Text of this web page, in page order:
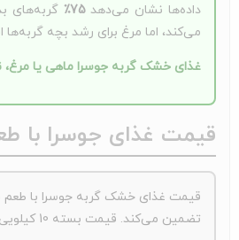
داده‌ها نشان می‌دهد75٪
گربه‌های
می‌کند، اما مرغ برای رشد بچه
غذای خشک گربه جوسرا ماهی یا مرغ،
قیمت غذای جوسرا با
قیمت غذای خشک گربه جوسرا با طعم
تضمین می‌کند. قیمت بسته 10 کیلویی حدود